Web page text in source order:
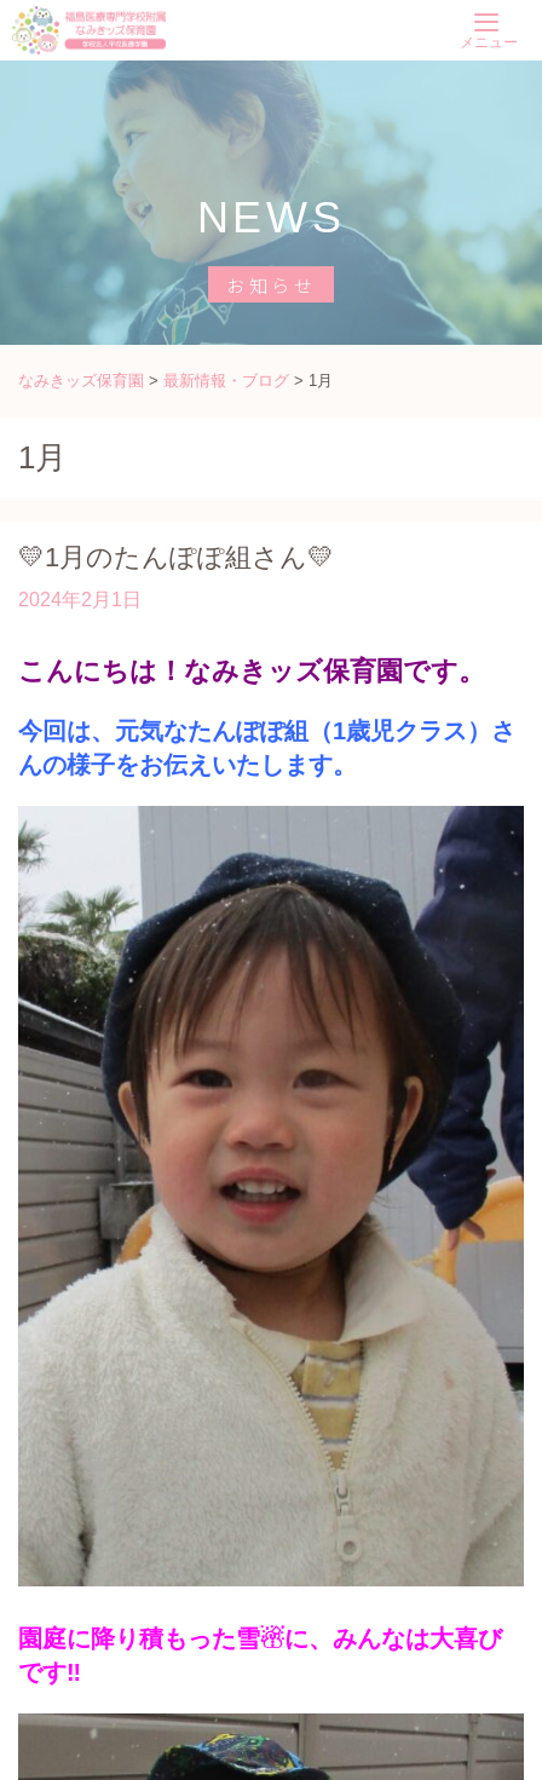
Skip
メニュー
NEWS
お知らせ
なみきッズ保育園 > 最新情報・ブログ > 1月
1月
💛1月のたんぽぽ組さん💛
2024年2月1日
こんにちは！なみきッズ保育園です。
今回は、元気なたんぽぽ組（1歳児クラス）さ
んの様子をお伝えいたします。
園庭に降り積もった雪☃に、みんなは大喜び
です‼